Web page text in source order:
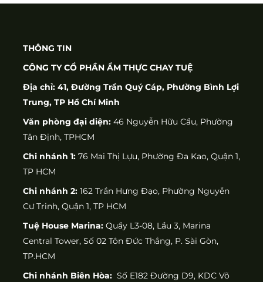
THÔNG TIN
CÔNG TY CỔ PHẦN ẨM THỰC CHAY TUỆ
Địa chỉ: 41, Đường Trần Quý Cáp, Phường Bình Lợi
Trung, TP Hồ Chí Minh
Văn phòng đại diện: 46 Nguyễn Hữu Cầu, Phường
Tân Định, TPHCM
Chi nhánh 1: 76 Mai Thị Lựu, Phường Đa Kao, Quận 1,
TP HCM
Chi nhánh 2: 162 Trần Hưng Đạo, Phường Nguyễn
Cư Trinh, Quận 1, TP HCM
Tuệ House Marina: Quầy L3-08, Lầu 3, Marina
Central Tower, Số 02 Tôn Đức Thắng, P. Sài Gòn,
TP.HCM
Chi nhánh Biên Hòa: Số E182 Đường D9, KDC Võ